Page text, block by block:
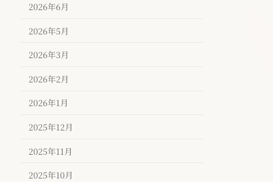
2026年6月
2026年5月
2026年3月
2026年2月
2026年1月
2025年12月
2025年11月
2025年10月